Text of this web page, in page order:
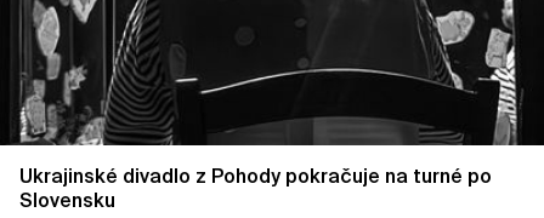
Ukrajinské divadlo z Pohody pokračuje na turné po
Slovensku